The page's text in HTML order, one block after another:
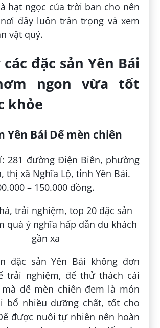
hạt ngọc của trời ban cho nên
đây luôn trân trọng và xem
vật quý.
các đặc sản Yên Bái
ngon vừa tốt
khỏe
Yên Bái Dế mèn chiên
281 đường Điện Biên, phường
thị xã Nghĩa Lộ, tỉnh Yên Bái.
– 150.000 đồng.
đặc sản Yên Bái không đơn
trải nghiệm, để thử thách cái
dế mèn chiên đem là món
bổ nhiều dưỡng chất, tốt cho
được nuôi tự nhiên nên hoàn